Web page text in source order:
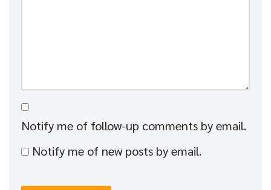
Notify me of follow-up comments by email.
Notify me of new posts by email.